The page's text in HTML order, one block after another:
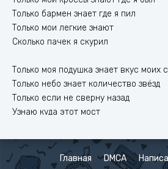
Только бармен знает где я пил
Только мои легкие знают
Сколько пачек я скурил
Только моя подушка знает вкус моих
Только небо знает количество звёзд
Только если не сверну назад
Узнаю куда этот мост
Только моя гитара знает что я пою
Когда сижу один и тихонечко пью
Главная DMCA